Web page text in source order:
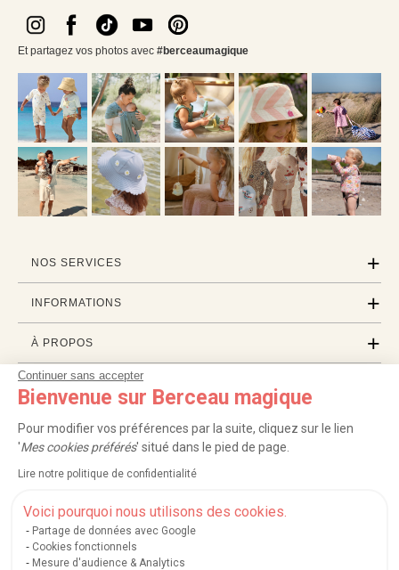
Continuer sans accepter
Bienvenue sur Berceau magique
Pour modifier vos préférences par la suite, cliquez sur le lien
'Mes cookies préférés' situé dans le pied de page.
Lire notre politique de confidentialité
Voici pourquoi nous utilisons des cookies.
Partage de données avec Google
Cookies fonctionnels
Mesure d'audience & Analytics
Et partagez vos photos avec #berceaumagique
NOS SERVICES
INFORMATIONS
À PROPOS
PROFESSIONNELS
LISTES CADEAUX
Service après-vente| FAQ |Rappels de produits|Protection des données
Mentions légales et crédits Conditions générales de ventes
Nos moyens de paiement sécurisés